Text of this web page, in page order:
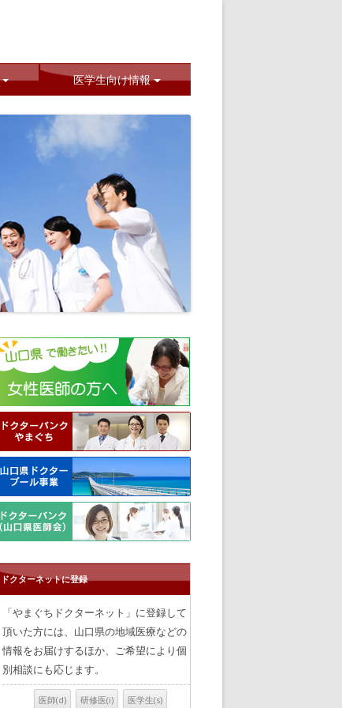
医学生向け情報
ドクターネットに登録
「やまぐちドクターネット」に登録して
頂いた方には、山口県の地域医療などの
情報をお届けするほか、ご希望により個
別相談にも応じます。